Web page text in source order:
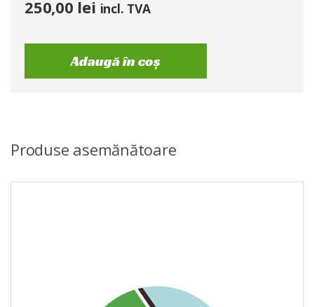
250,00 lei incl. TVA
Adaugă în coș
Produse asemănătoare